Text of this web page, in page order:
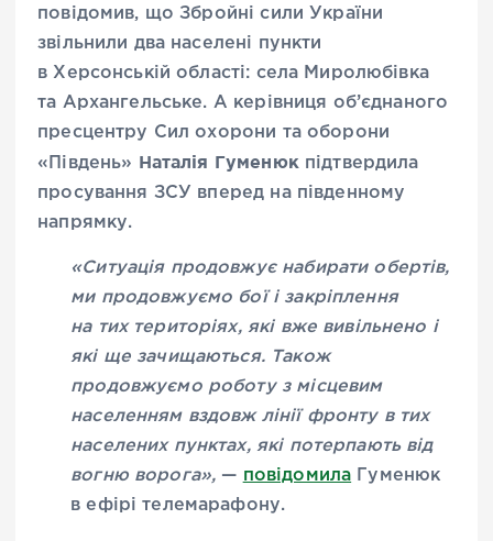
повідомив, що Збройні сили України
звільнили два населені пункти
в Херсонській області: села Миролюбівка
та Архангельське. А керівниця об’єднаного
пресцентру Сил охорони та оборони
«Південь» Наталія Гуменюкпідтвердила
просування ЗСУ вперед на південному
напрямку.
«Ситуація продовжує набирати обертів,
ми продовжуємо бої і закріплення
на тих територіях, які вже вивільнено і
які ще зачищаються. Також
продовжуємо роботу з місцевим
населенням вздовж лінії фронту в тих
населених пунктах, які потерпають від
вогню ворога», — повідомила Гуменюк
в ефірі телемарафону.